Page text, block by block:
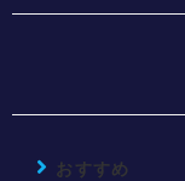
おすすめ